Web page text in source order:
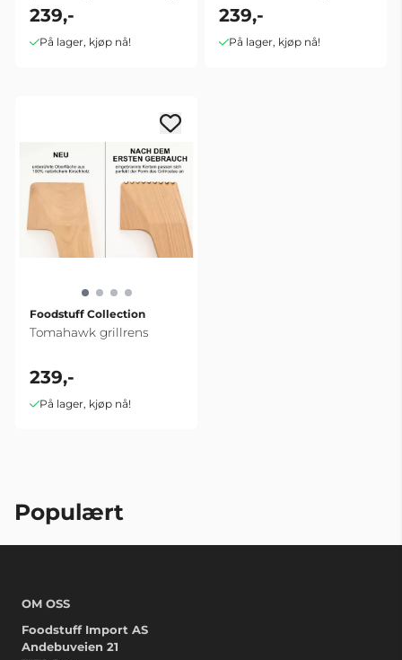
239,-
På lager, kjøp nå!
239,-
På lager, kjøp nå!
Foodstuff Collection
Tomahawk grillrens
239,-
På lager, kjøp nå!
Populært
OM OSS
Foodstuff Import AS
Andebuveien 21